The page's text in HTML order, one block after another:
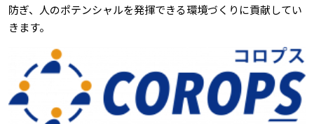
防ぎ、人のポテンシャルを発揮できる環境づくりに貢献してい
きます。